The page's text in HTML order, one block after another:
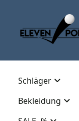
Schläger
Bekleidung